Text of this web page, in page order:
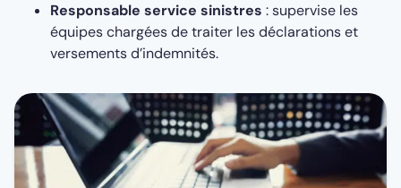
Responsable service sinistres : supervise les
équipes chargées de traiter les déclarations et
versements d’indemnités.